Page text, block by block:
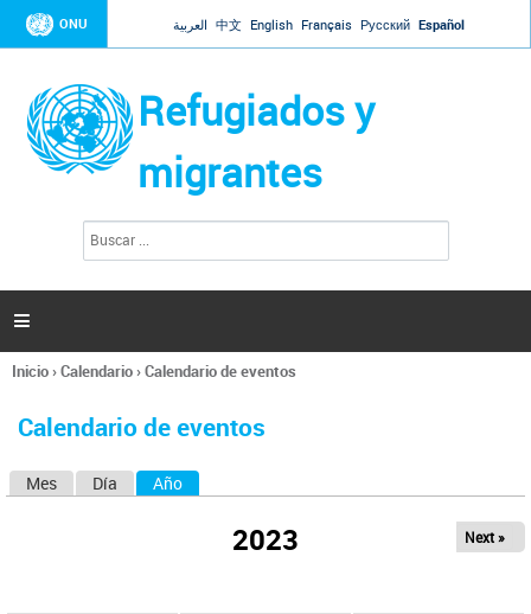
Jump to navigation
ONU العربية 中文 English Français Русский Español
Refugiados y
migrantes
l
s

Se
usted
Inicio›Calendario›Calendario de eventos
Calendario de eventos
Mes Día Año
2023 Next »